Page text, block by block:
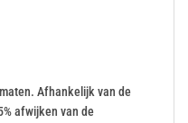
Afhankelijk van de
afwijken van de